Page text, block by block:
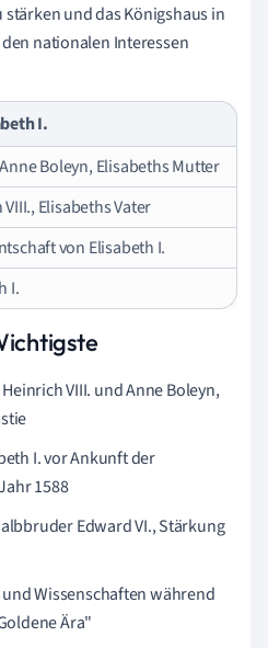
und das Königshaus in
nationalen Interessen
I.
Boleyn, Elisabeths Mutter
Elisabeths Vater
von Elisabeth I.
I.
VIII. und Anne Boleyn,
I. vor Ankunft der
1588
Edward VI., Stärkung
Wissenschaften während
Ära"